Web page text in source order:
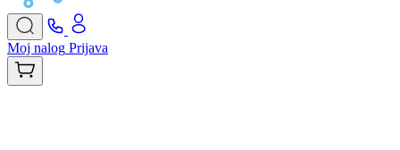
Moj nalog Prijava